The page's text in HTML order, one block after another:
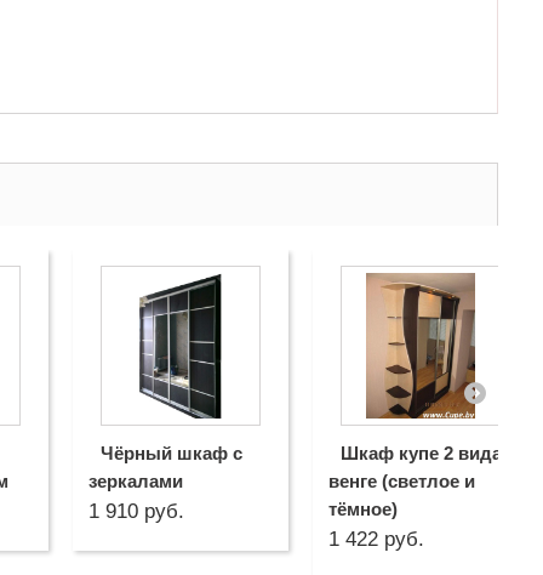
Чёрный шкаф с
зеркалами
1 910 руб.
Шкаф купе 2 вида
венге (светлое и
тёмное)
1 422 руб.